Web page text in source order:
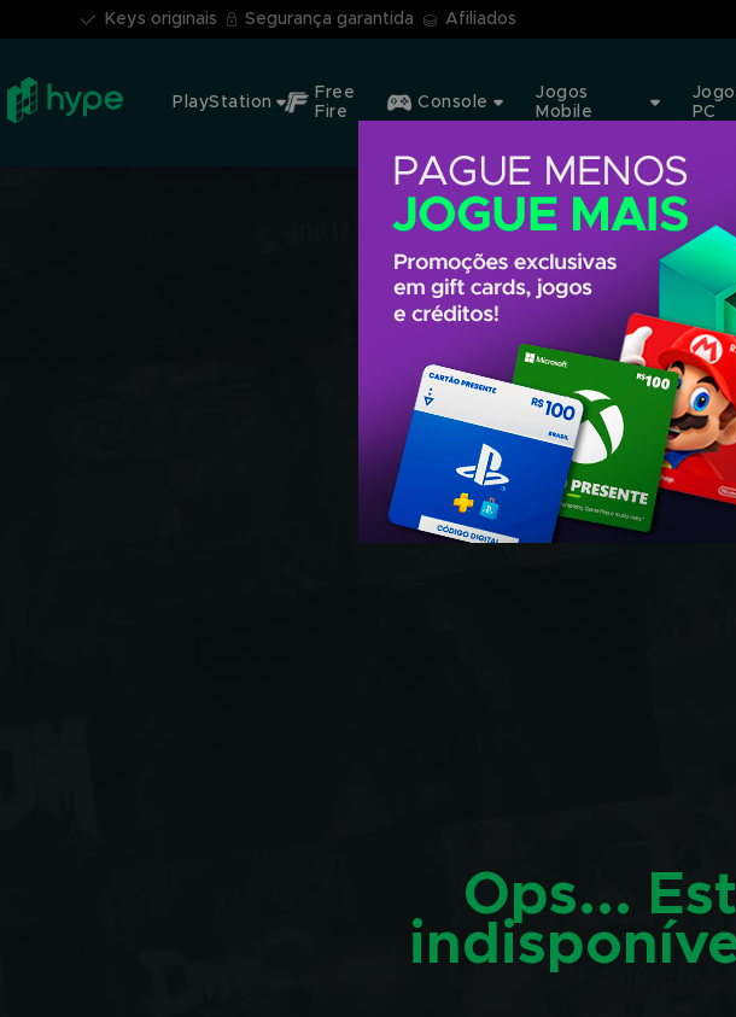
Keys originais Segurança garantida Afiliados
PlayStation
Free
Fire
Console
Jogos
Mobile
PC
Ops...